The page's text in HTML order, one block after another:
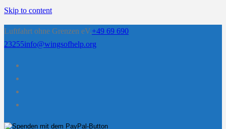
Skip to content
Luftfahrt ohne Grenzen eV.+49 69 690
23255info@wingsofhelp.org